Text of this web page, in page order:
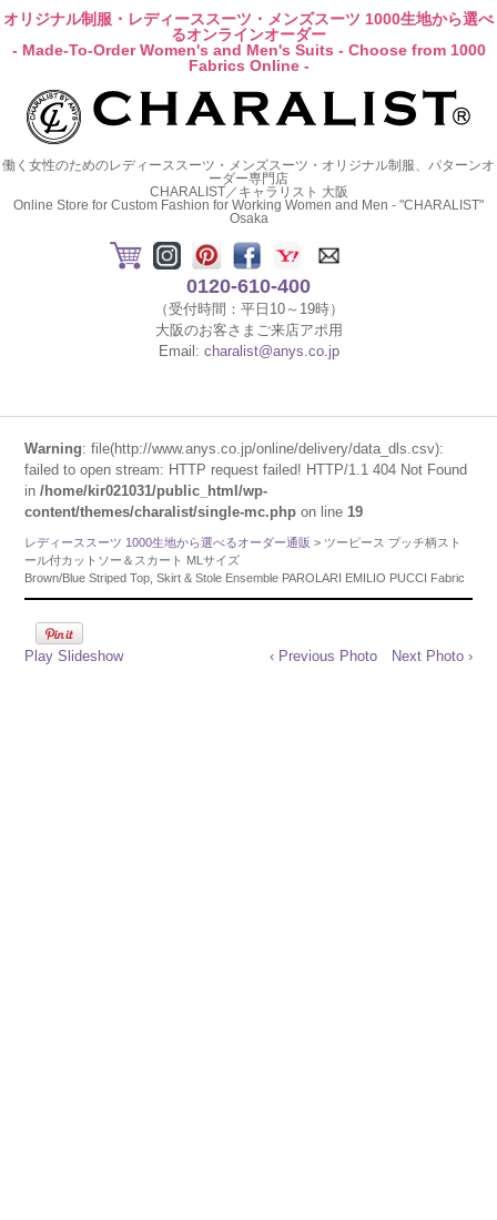
オリジナル制服・レディーススーツ・メンズスーツ 1000生地から選べ
るオンラインオーダー
- Made-To-Order Women's and Men's Suits - Choose from 1000
Fabrics Online -
働く女性のためのレディーススーツ・メンズスーツ・オリジナル制服、パターンオ
ーダー専門店
CHARALIST／キャラリスト 大阪
Online Store for Custom Fashion for Working Women and Men - "CHARALIST"
Osaka
0120-610-400
（受付時間：平日10～19時）
大阪のお客さまご来店アポ用
Email: charalist@anys.co.jp
Warning: file(http://www.anys.co.jp/online/delivery/data_dls.csv):
failed to open stream: HTTP request failed! HTTP/1.1 404 Not Found
in/home/kir021031/public_html/wp-
content/themes/charalist/single-mc.php on line19
レディーススーツ 1000生地から選べるオーダー通販 > ツーピース プッチ柄スト
ール付カットソー＆スカート MLサイズ
Brown/Blue Striped Top, Skirt & Stole Ensemble PAROLARI EMILIO PUCCI Fabric
Play Slideshow ‹ Previous Photo Next Photo ›